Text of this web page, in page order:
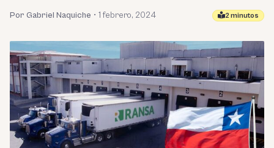
Por Gabriel Naquiche • 1 febrero, 2024 2 minutos